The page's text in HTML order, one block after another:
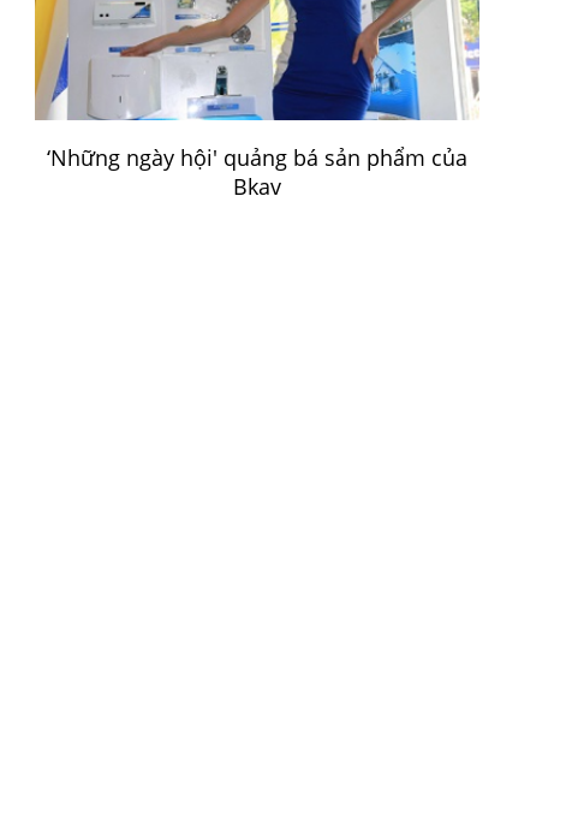
‘Những ngày hội' quảng bá sản phẩm của
Bkav